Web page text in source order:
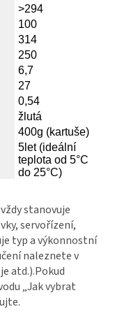
>294
100
314
250
6,7
27
0,54
žlutá
400g (kartuše)
5let (ideální
teplota od 5°C
do 25°C)
stanovuje
servořízení,
typ a výkonnostní
naleznete v
atd.).Pokud
„Jak vybrat